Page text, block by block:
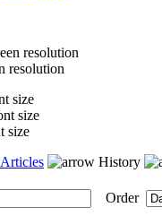
Articles History
Order